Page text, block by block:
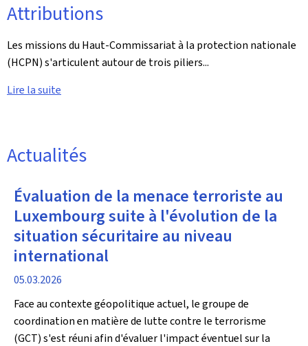
Attributions
Les missions du Haut-Commissariat à la protection nationale
(HCPN) s'articulent autour de trois piliers...
Lire la suite
Actualités
Évaluation de la menace terroriste au
Luxembourg suite à l'évolution de la
situation sécuritaire au niveau
international
date
de
publication
05.03.2026
Face au contexte géopolitique actuel, le groupe de
coordination en matière de lutte contre le terrorisme
(GCT) s'est réuni afin d'évaluer l'impact éventuel sur la